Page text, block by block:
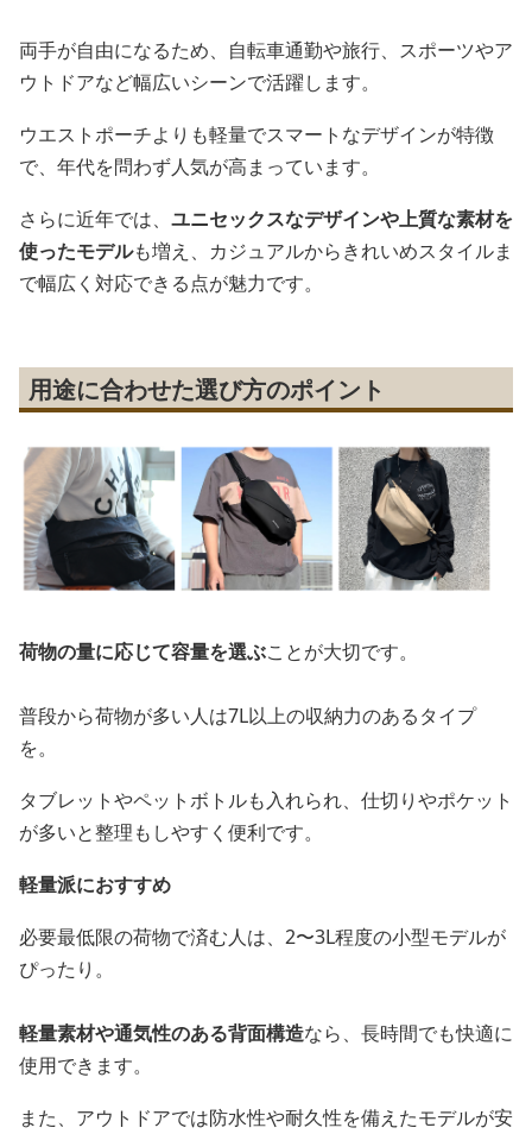
両手が自由になるため、自転車通勤や旅行、スポーツやア
ウトドアなど幅広いシーンで活躍します。
ウエストポーチよりも軽量でスマートなデザインが特徴
で、年代を問わず人気が高まっています。
さらに近年では、 ユニセックスなデザインや上質な素材を
使ったモデルも増え、カジュアルからきれいめスタイルま
で幅広く対応できる点が魅力です。
用途に合わせた選び方のポイント
荷物の量に応じて容量を選ぶことが大切です。
普段から荷物が多い人は7L以上の収納力のあるタイプ
を。
タブレットやペットボトルも入れられ、仕切りやポケット
が多いと整理もしやすく便利です。
軽量派におすすめ
必要最低限の荷物で済む人は、2〜3L程度の小型モデルが
ぴったり。
軽量素材や通気性のある背面構造なら、長時間でも快適に
使用できます。
また、アウトドアでは防水性や耐久性を備えたモデルが安